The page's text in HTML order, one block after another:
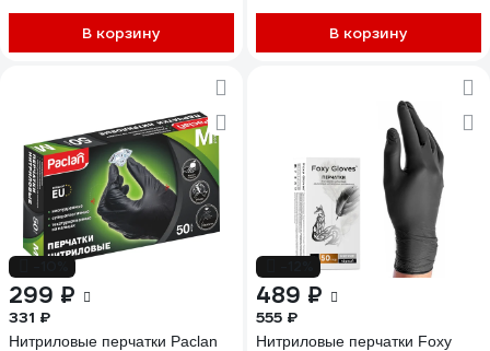
В корзину В корзину
299 ₽
331 ₽
Нитриловые перчатки Paclan
489 ₽
555 ₽
Нитриловые перчатки Foxy